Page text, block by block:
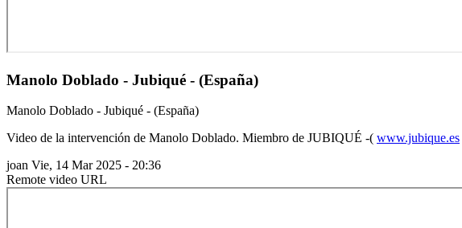
Manolo Doblado - Jubiqué - (España)
Manolo Doblado - Jubiqué - (España)
Video de la intervención de Manolo Doblado. Miembro de JUBIQUÉ -( www.jubique.es
joan Vie, 14 Mar 2025 - 20:36
Remote video URL